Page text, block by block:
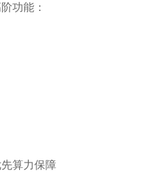
功能：
算力保障